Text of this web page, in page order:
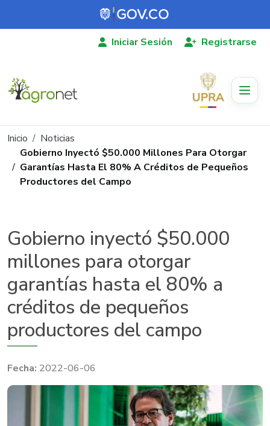
Pasar al contenido principal
Iniciar Sesión Registrarse
Ruta de navegación
Inicio
Noticias
Gobierno Inyectó $50.000 Millones Para Otorgar
Garantías Hasta El 80% A Créditos de Pequeños
Productores del Campo
Gobierno inyectó $50.000
millones para otorgar
garantías hasta el 80% a
créditos de pequeños
productores del campo
2022-06-06